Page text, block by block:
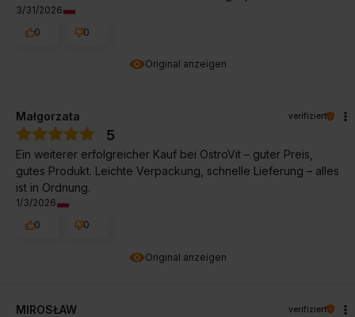
Original anzeigen
3/31/2026
0
0
Original anzeigen
Małgorzata verifiziert
5
Ein weiterer erfolgreicher Kauf bei OstroVit – guter Preis,
gutes Produkt. Leichte Verpackung, schnelle Lieferung – alles
ist in Ordnung.
1/3/2026
0
0
MIROSŁAW verifiziert